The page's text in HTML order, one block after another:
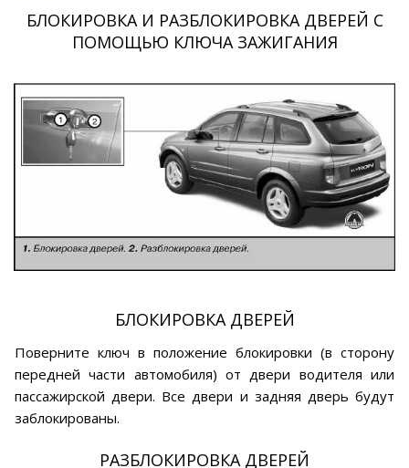
БЛОКИРОВКА И РАЗБЛОКИРОВКА ДВЕРЕЙ С
ПОМОЩЬЮ КЛЮЧА ЗАЖИГАНИЯ
БЛОКИРОВКА ДВЕРЕЙ
Поверните ключ в положение блокировки (в сторону
передней части автомобиля) от двери водителя или
пассажирской двери. Все двери и задняя дверь будут
заблокированы.
РАЗБЛОКИРОВКА ДВЕРЕЙ